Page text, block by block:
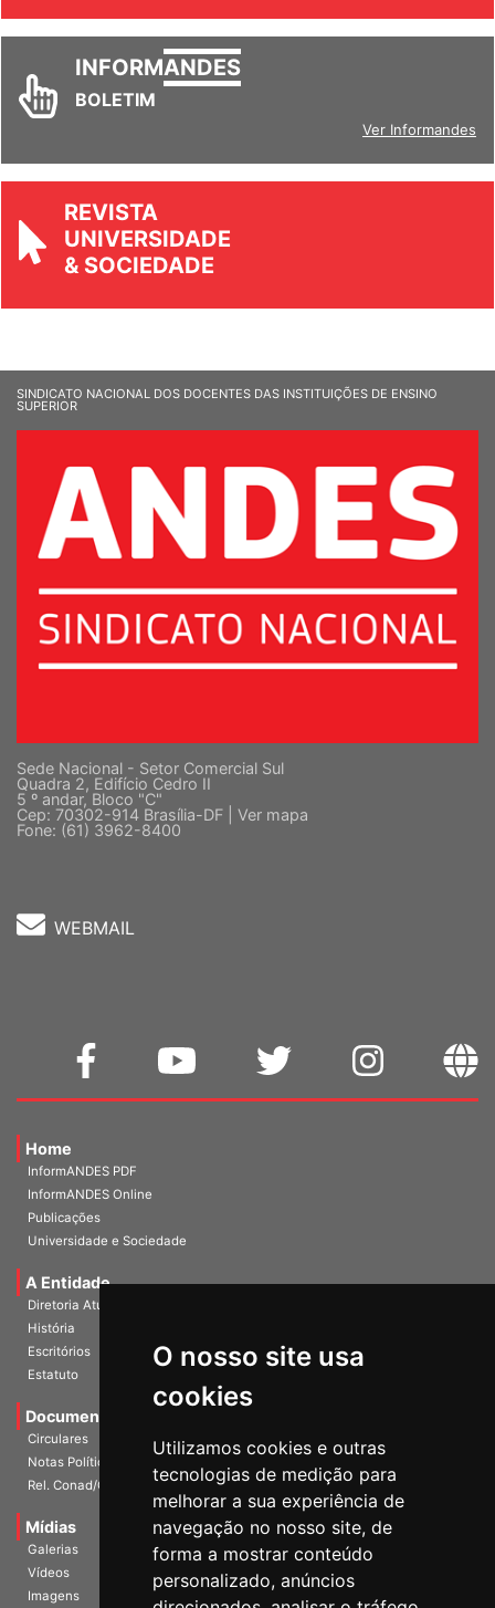
O nosso site usa
cookies
Utilizamos cookies e outras
tecnologias de medição para
melhorar a sua experiência de
navegação no nosso site, de
forma a mostrar conteúdo
personalizado, anúncios
INFORMANDES
BOLETIM
Ver Informandes
REVISTA
UNIVERSIDADE
& SOCIEDADE
SINDICATO NACIONAL DOS DOCENTES DAS INSTITUIÇÕES DE ENSINO
SUPERIOR
Sede Nacional - Setor Comercial Sul
Quadra 2, Edifício Cedro II
5 º andar, Bloco "C"
Cep: 70302-914 Brasília-DF | Ver mapa
Fone: (61) 3962-8400
WEBMAIL
Home
InformANDES PDF
InformANDES Online
Publicações
Universidade e Sociedade
A Entidade
Diretoria Atual
História
Escritórios
Estatuto
Documentos
Circulares
Notas Políticas
Rel. Conad/Congresso
Mídias
Galerias
Vídeos
Imagens